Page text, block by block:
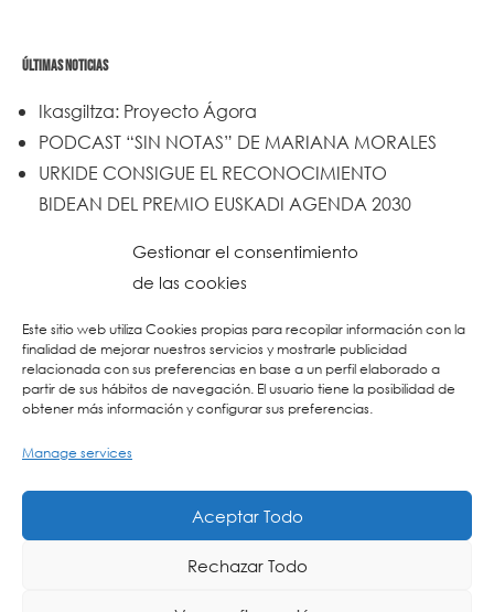
Gestionar el consentimiento
de las cookies
Este sitio web utiliza Cookies propias para recopilar información con la
finalidad de mejorar nuestros servicios y mostrarle publicidad
relacionada con sus preferencias en base a un perfil elaborado a
partir de sus hábitos de navegación. El usuario tiene la posibilidad de
obtener más información y configurar sus preferencias.
Manage services
Aceptar Todo
Rechazar Todo
ÚLTIMAS NOTICIAS
Ikasgiltza: Proyecto Ágora
PODCAST “SIN NOTAS” DE MARIANA MORALES
URKIDE CONSIGUE EL RECONOCIMIENTO
BIDEAN DEL PREMIO EUSKADI AGENDA 2030
Urkide en Cadena SER